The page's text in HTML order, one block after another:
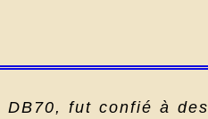
fut confié à des